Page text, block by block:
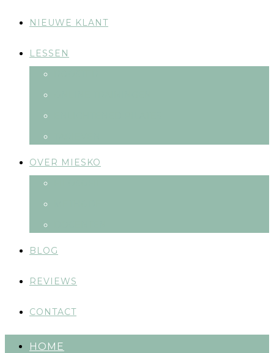
NIEUWE KLANT
LESSEN
OVER MIESKO
BLOG
REVIEWS
CONTACT
HOME